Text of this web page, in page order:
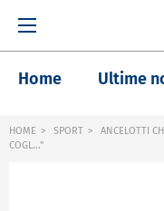
Home Ultime
HOME SPORT
ANCELOTTI
COGL..."